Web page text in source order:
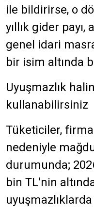
ile bildirirse, o
yıllık gider payı,
genel idari
bir isim altında
Uyuşmazlık
kullanabilirsiniz
Tüketiciler,
nedeniyle
durumunda;
bin TL'nin